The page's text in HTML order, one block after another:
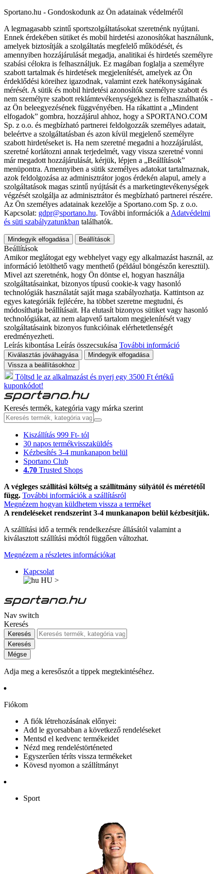
Sportano.hu - Gondoskodunk az Ön adatainak védelméről
A legmagasabb szintű sportszolgáltatásokat szeretnénk nyújtani.
Ennek érdekében sütiket és mobil hirdetési azonosítókat használunk,
amelyek biztosítják a szolgáltatás megfelelő működését, és
amennyiben hozzájárulását megadja, analitikai és hirdetés személyre
szabási célokra is felhasználjuk. Ez magában foglalja a személyre
szabott tartalmak és hirdetések megjelenítését, amelyek az Ön
érdeklődési köreihez igazodnak, valamint ezek hatékonyságának
mérését. A sütik és mobil hirdetési azonosítók személyre szabott és
nem személyre szabott reklámtevékenységekhez is felhasználhatók -
az Ön beleegyezésének függvényében. Ha rákattint a „Mindent
elfogadok” gombra, hozzájárul ahhoz, hogy a SPORTANO.COM
Sp. z o.o. és megbízható partnerei feldolgozzák személyes adatait,
beleértve a szolgáltatásban és azon kívül megjelenő személyre
szabott hirdetéseket is. Ha nem szeretné megadni a hozzájárulást,
szeretné korlátozni annak terjedelmét, vagy vissza szeretné vonni
már megadott hozzájárulását, kérjük, lépjen a „Beállítások”
menüpontra. Amennyiben a sütik személyes adatokat tartalmaznak,
azok feldolgozása az adminisztrátor jogos érdekén alapul, amely a
szolgáltatások magas szintű nyújtását és a marketingtevékenységek
végzését szolgálja az adminisztrátor és megbízható partnerei részére.
Az Ön személyes adatainak kezelője a Sportano.com Sp. z o.o.
Kapcsolat: gdpr@sportano.hu. További információk a Adatvédelmi
és süti szabályzatunkban találhatók.
Mindegyik elfogadása Beállítások
Beállítások
Amikor meglátogat egy webhelyet vagy egy alkalmazást használ, az
információ letölthető vagy menthető (például böngészőn keresztül).
Mivel azt szeretnénk, hogy Ön döntse el, hogyan használja
szolgáltatásainkat, bizonyos típusú cookie-k vagy hasonló
technológiák használatát saját maga szabályozhatja. Kattintson az
egyes kategóriák fejlécére, ha többet szeretne megtudni, és
módosíthatja beállításait. Ha elutasít bizonyos sütiket vagy hasonló
technológiákat, az nem alapvető tartalom megjelenítését vagy
szolgáltatásaink bizonyos funkcióinak elérhetetlenségét
eredményezheti.
Leírás kibontása Leírás összecsukása További információ
Kiválasztás jóváhagyása
Mindegyik elfogadása
Vissza a beállításokhoz
Töltsd le az alkalmazást és nyerj egy 3500 Ft értékű
kuponkódot!
Keresés termék, kategória vagy márka szerint
Kiszállítás 999 Ft- tól
30 napos termékvisszaküldés
Kézbesítés 3-4 munkanapon belül
Sportano Club
4.70 Trusted Shops
A végleges szállítási költség a szállítmány súlyától és méretétől
függ. További információk a szállításról
Megnézem hogyan küldhetem vissza a terméket
A rendeléseket rendszerint 3-4 munkanapon belül kézbesítjük.
A szállítási idő a termék rendelkezésre állásától valamint a
kiválasztott szállítási módtól függően változhat.
Megnézem a részletes információkat
Kapcsolat
HU >
Nav switch
Keresés
Keresés
Keresés
Mégse
Adja meg a keresőszót a tippek megtekintéséhez.
Fiókom
A fiók létrehozásának előnyei:
Add le gyorsabban a következő rendeléseket
Mentsd el kedvenc termékeidet
Nézd meg rendeléstörténeted
Egyszerűen téríts vissza termékeket
Kövesd nyomon a szállítmányt
Sport